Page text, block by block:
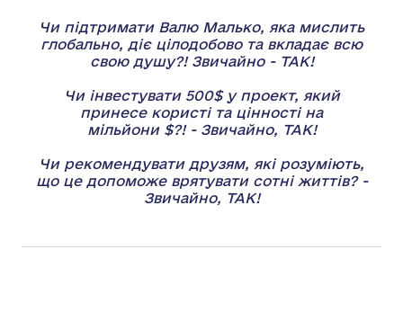
Чи підтримати Валю Малько, яка мислить
глобально, діє цілодобово та вкладає всю
свою душу?! Звичайно - ТАК!
Чи інвестувати 500$ у проект, який
принесе користі та цінності на
мільйони $?! - Звичайно, ТАК!
Чи рекомендувати друзям, які розуміють,
що це допоможе врятувати сотні життів? -
Звичайно, ТАК!